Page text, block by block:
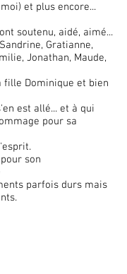
et plus encore...
soutenu, aidé, aimé...
Gratianne,
Jonathan, Maude,
fille Dominique et bien
est allé... et à qui
pour sa
son
parfois durs mais